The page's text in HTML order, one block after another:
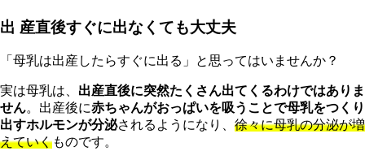
出 産直後すぐに出なくても大丈夫
「母乳は出産したらすぐに出る」と思ってはいませんか？
実は母乳は、 出産直後に突然たくさん出てくるわけではありま
せん。出産後に赤ちゃんがおっぱいを吸うことで母乳をつくり
出すホルモンが分泌されるようになり、 徐々に母乳の分泌が増
えていくものです。